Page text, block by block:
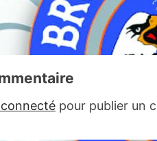
pour publier un